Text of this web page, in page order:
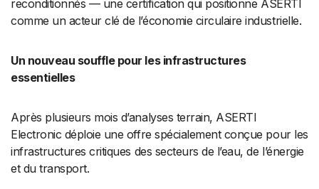
reconditionnés — une certification qui positionne ASERTI
comme un acteur clé de l’économie circulaire industrielle.
Un nouveau souffle pour les infrastructures
essentielles
Après plusieurs mois d’analyses terrain, ASERTI
Electronic déploie une offre spécialement conçue pour les
infrastructures critiques des secteurs de l’eau, de l’énergie
et du transport.